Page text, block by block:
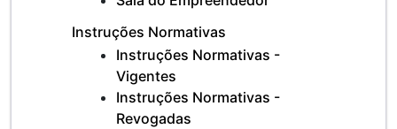
Instruções Normativas
Instruções Normativas -
Vigentes
Instruções Normativas -
Revogadas